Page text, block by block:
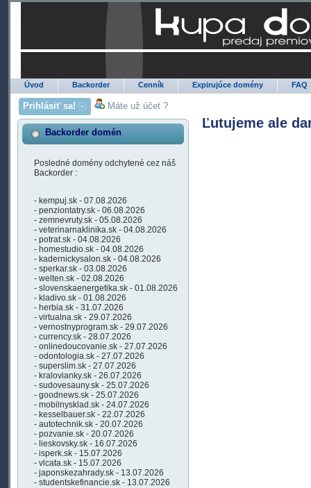
Úvod Backorder Cenník Expirujúce domény FAQ
Prihlásiť sa! Máte už účet ?
Backorder domén
Posledné domény odchytené cez náš
Backorder :
- kempuj.sk - 07.08.2026
- penziontatry.sk - 06.08.2026
- zemnevruty.sk - 05.08.2026
- veterinarnaklinika.sk - 04.08.2026
- potrat.sk - 04.08.2026
- homestudio.sk - 04.08.2026
- kadernickysalon.sk - 04.08.2026
- sperkar.sk - 03.08.2026
- welten.sk - 02.08.2026
- slovenskaenergetika.sk - 01.08.2026
- kladivo.sk - 01.08.2026
- herbia.sk - 31.07.2026
- virtualna.sk - 29.07.2026
- vernostnyprogram.sk - 29.07.2026
- currency.sk - 28.07.2026
- onlinedoucovanie.sk - 27.07.2026
- odontologia.sk - 27.07.2026
- superslim.sk - 27.07.2026
- kralovianky.sk - 26.07.2026
- sudovesauny.sk - 25.07.2026
- goodnews.sk - 25.07.2026
- mobilnysklad.sk - 24.07.2026
- kesselbauer.sk - 22.07.2026
- autotechnik.sk - 20.07.2026
- pozvanie.sk - 20.07.2026
- lieskovsky.sk - 16.07.2026
- isperk.sk - 15.07.2026
- vlcata.sk - 15.07.2026
- japonskezahrady.sk - 13.07.2026
- studentskefinancie.sk - 13.07.2026
Ľutujeme ale